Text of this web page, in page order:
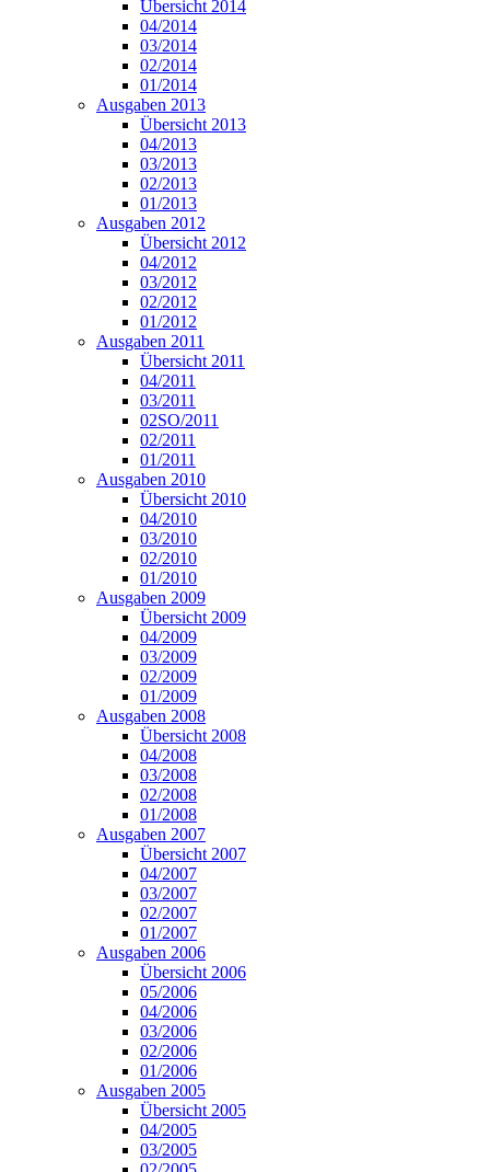
Übersicht 2014
04/2014
03/2014
02/2014
01/2014
Ausgaben 2013
Übersicht 2013
04/2013
03/2013
02/2013
01/2013
Ausgaben 2012
Übersicht 2012
04/2012
03/2012
02/2012
01/2012
Ausgaben 2011
Übersicht 2011
04/2011
03/2011
02SO/2011
02/2011
01/2011
Ausgaben 2010
Übersicht 2010
04/2010
03/2010
02/2010
01/2010
Ausgaben 2009
Übersicht 2009
04/2009
03/2009
02/2009
01/2009
Ausgaben 2008
Übersicht 2008
04/2008
03/2008
02/2008
01/2008
Ausgaben 2007
Übersicht 2007
04/2007
03/2007
02/2007
01/2007
Ausgaben 2006
Übersicht 2006
05/2006
04/2006
03/2006
02/2006
01/2006
Ausgaben 2005
Übersicht 2005
04/2005
03/2005